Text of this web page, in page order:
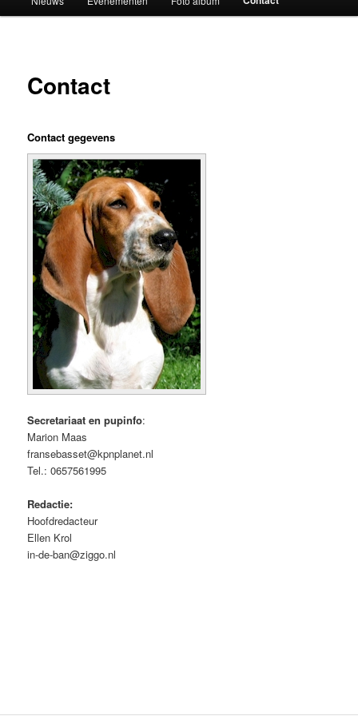
Contact
Contact gegevens
Secretariaat en pupinfo:
Marion Maas
fransebasset@kpnplanet.nl
Tel.: 0657561995
Redactie:
Hoofdredacteur
Ellen Krol
in-de-ban@ziggo.nl